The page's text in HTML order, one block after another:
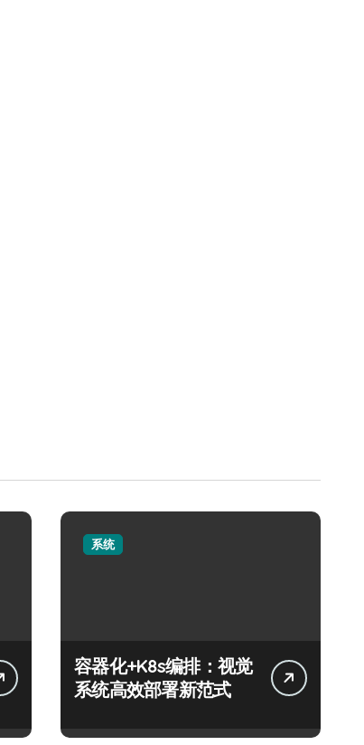
系统
容器化+K8s编排：视觉
系统高效部署新范式